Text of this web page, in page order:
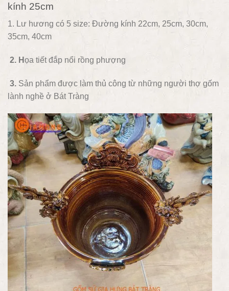
kính 25cm
1. Lư hương có 5 size: Đường kính 22cm, 25cm, 30cm,
35cm, 40cm
2. H ọa tiết đắp nổi rồng phượng
3. Sản phẩm được làm thủ công từ những người thợ gốm
lành nghề ở Bát Tràng